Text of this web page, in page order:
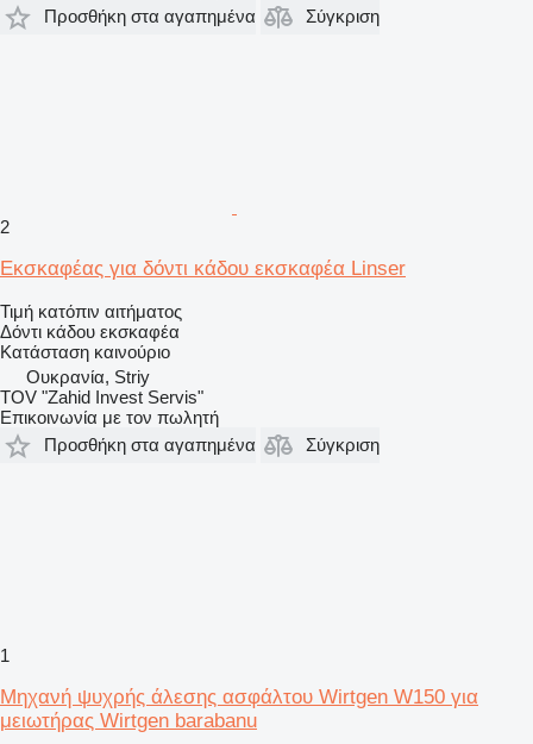
Προσθήκη στα αγαπημένα
Σύγκριση
2
Εκσκαφέας για δόντι κάδου εκσκαφέα Linser
Τιμή κατόπιν αιτήματος
Δόντι κάδου εκσκαφέα
Κατάσταση καινούριο
Ουκρανία, Striy
TOV "Zahid Invest Servis"
Επικοινωνία με τον πωλητή
Προσθήκη στα αγαπημένα
Σύγκριση
1
Μηχανή ψυχρής άλεσης ασφάλτου Wirtgen W150 για
μειωτήρας Wirtgen barabanu